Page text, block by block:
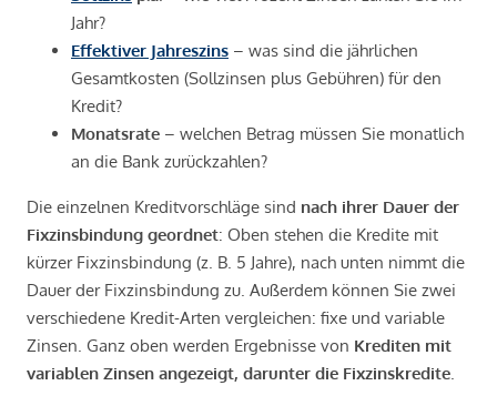
Jahr?
Effektiver Jahreszins – was sind die jährlichen
Gesamtkosten (Sollzinsen plus Gebühren) für den
Kredit?
Monatsrate – welchen Betrag müssen Sie monatlich
an die Bank zurückzahlen?
Die einzelnen Kreditvorschläge sind nach ihrer Dauer der
Fixzinsbindung geordnet: Oben stehen die Kredite mit
kürzer Fixzinsbindung (z. B. 5 Jahre), nach unten nimmt die
Dauer der Fixzinsbindung zu. Außerdem können Sie zwei
verschiedene Kredit-Arten vergleichen: fixe und variable
Zinsen. Ganz oben werden Ergebnisse von Krediten mit
variablen Zinsen angezeigt, darunter die Fixzinskredite